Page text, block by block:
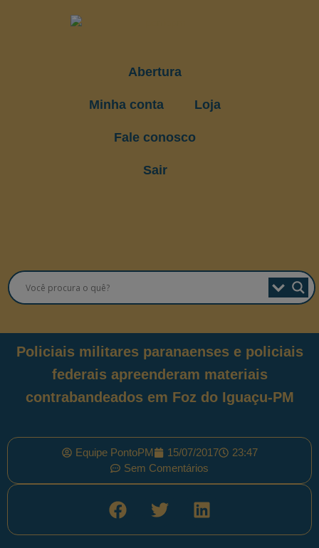
Abertura
Minha conta Loja
Fale conosco
Sair
Policiais militares paranaenses e policiais
federais apreenderam materiais
contrabandeados em Foz do Iguaçu-PM
Equipe PontoPM 15/07/2017
23:47
Sem Comentários